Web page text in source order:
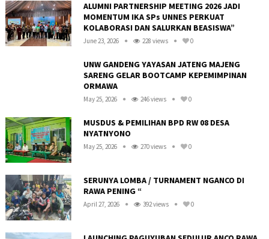
ALUMNI PARTNERSHIP MEETING 2026 JADI
MOMENTUM IKA SPs UNNES PERKUAT
KOLABORASI DAN SALURKAN BEASISWA”
June 23, 2026 228 views 0
UNW GANDENG YAYASAN JATENG MAJENG
SARENG GELAR BOOTCAMP KEPEMIMPINAN
ORMAWA
May 25, 2026 246 views 0
MUSDUS & PEMILIHAN BPD RW 08 DESA
NYATNYONO
May 25, 2026 270 views 0
SERUNYA LOMBA / TURNAMENT NGANCO DI
RAWA PENING “
April 27, 2026 392 views 0